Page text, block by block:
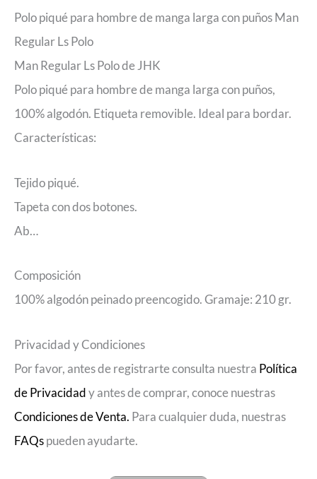
Polo piqué para hombre de manga larga con puños Man
Regular Ls Polo
Man Regular Ls Polo de JHK
Polo piqué para hombre de manga larga con puños,
100% algodón. Etiqueta removible. Ideal para bordar.
Características:
Tejido piqué.
Tapeta con dos botones.
Ab…
Composición
100% algodón peinado preencogido. Gramaje: 210 gr.
Privacidad y Condiciones
Por favor, antes de registrarte consulta nuestra Política
de Privacidady antes de comprar, conoce nuestras
Condiciones de Venta. Para cualquier duda, nuestras
FAQspueden ayudarte.